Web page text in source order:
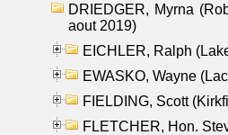
DRIEDGER, Myrna
aout 2019)
EICHLER, Ralph
EWASKO, Wayne
FIELDING, Scott
FLETCHER, Hon.